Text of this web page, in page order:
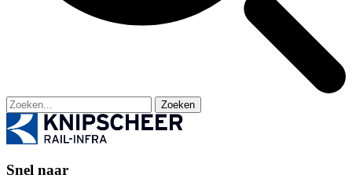
Zoeken
Snel naar